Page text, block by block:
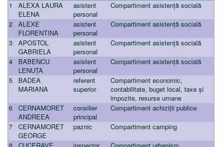
1
ALEXA LAURA
ELENA
asistent
personal
Compartiment asistență socială
2
ALEXE
FLORENTINA
asistent
personal
Compartiment asistență socială
3
APOSTOL
GABRIELA
asistent
personal
Compartiment asistență socială
4
BABENCU
LENUȚA
asistent
personal
Compartiment asistență socială
5
BADEA
MARIANA
referent
superior
Compartiment economic,
contabilitate, buget local, taxe și
impozite, resurse umane
6
CERNAMORET
ANDREEA
consilier
principal
Compartiment achiziții publice
7
CERNAMORET
GEORGE
paznic Compartiment camping